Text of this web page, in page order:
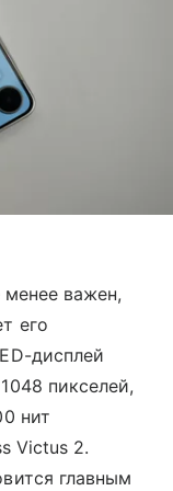
важен,
его
дисплей
пикселей,
нит
Victus 2.
главным